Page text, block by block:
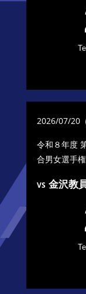
2026/07/20（
令和８年度
合男女選手
VS 金沢教